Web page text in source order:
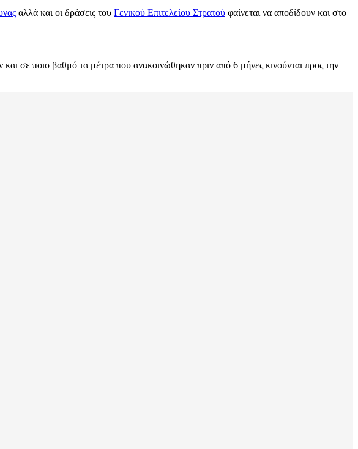
αλλά και οι δράσεις του Γενικού Επιτελείου Στρατού φαίνεται να αποδίδουν και στο
σε ποιο βαθμό τα μέτρα που ανακοινώθηκαν πριν από 6 μήνες κινούνται προς την